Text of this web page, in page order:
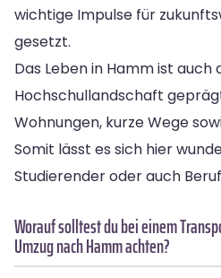
wichtige Impulse für
gesetzt.
Das Leben in Hamm ist
Hochschullandschaft
Wohnungen, kurze Wege
Somit lässt es sich hier
Studierender oder auch
Worauf solltest du bei einem
Umzug nach Hamm achten?